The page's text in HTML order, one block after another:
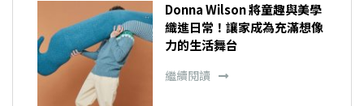
Donna Wilson 將童趣與美學
織進日常！讓家成為充滿想像
力的生活舞台
繼續閱讀